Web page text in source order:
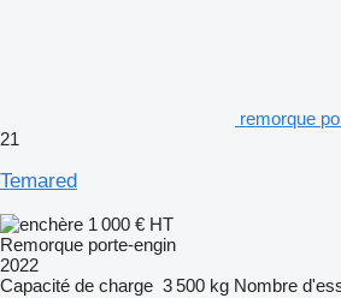
remorque
21
Temared
1 000 € HT
Remorque porte-engin
2022
Capacité de charge 3 500 kg Nombre